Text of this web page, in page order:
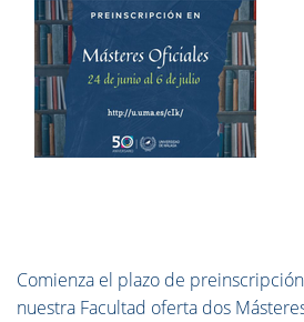
Comienza el plazo de
nuestra Facultad oferta dos